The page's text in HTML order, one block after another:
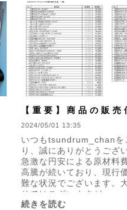
【重要】商品の販売
ついて
2024/05/01 13:35
いつもtsundrum_chanを
り、誠にありがとうござ
急激な円安による原材料
高騰が続いており、現行
難な状況でございます。
りではございますが、...
続きを読む